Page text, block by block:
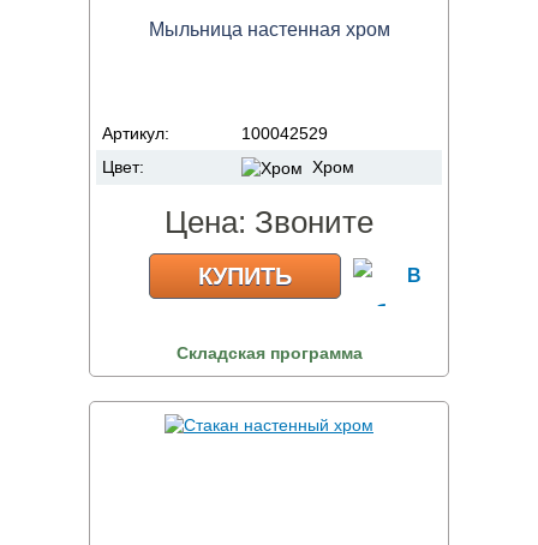
Мыльница настенная хром
Артикул:
100042529
Цвет:
Хром
Цена: Звоните
КУПИТЬ
Складская программа